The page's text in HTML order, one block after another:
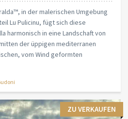
in der malerischen Umgebung
Lu Pulicinu, fügt sich diese
harmonisch in eine Landschaft von
der üppigen mediterranen
vom Wind geformten
ZU VERKAUFEN